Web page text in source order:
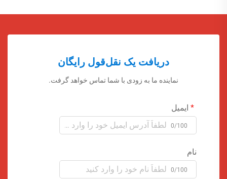
دریافت یک نقل‌قول رایگان
نماینده ما به زودی با شما تماس خواهد گرفت.
ایمیل
0/100
نام
0/100